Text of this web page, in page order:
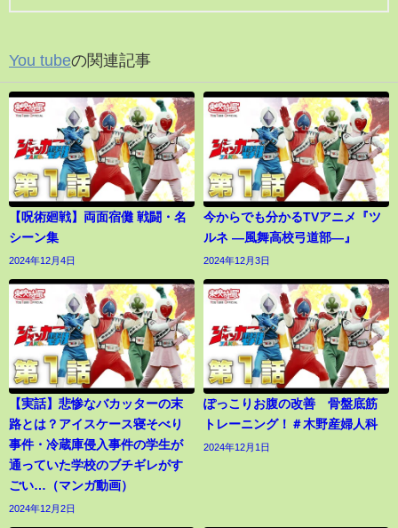
You tubeの関連記事
【呪術廻戦】両面宿儺 戦闘・名
シーン集
2024年12月4日
今からでも分かるTVアニメ『ツ
ルネ ―風舞高校弓道部―』
2024年12月3日
【実話】悲惨なバカッターの末
路とは？アイスケース寝そべり
事件・冷蔵庫侵入事件の学生が
通っていた学校のブチギレがす
ごい…（マンガ動画）
2024年12月2日
ぽっこりお腹の改善 骨盤底筋
トレーニング！＃木野産婦人科
2024年12月1日